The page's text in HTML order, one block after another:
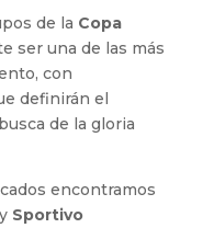
de la Copa
ser una de las más
con
definirán el
de la gloria
encontramos
Sportivo